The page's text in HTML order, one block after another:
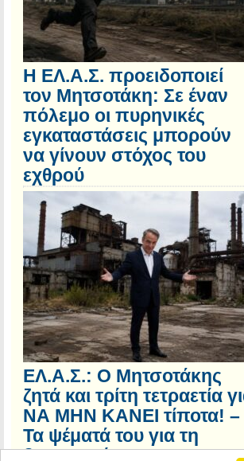
Η ΕΛ.Α.Σ. προειδοποιεί
τον Μητσοτάκη: Σε έναν
πόλεμο οι πυρηνικές
εγκαταστάσεις μπορούν
να γίνουν στόχος του
εχθρού
ΕΛ.Α.Σ.: Ο Μητσοτάκης
ζητά και τρίτη τετραετία
ΝΑ ΜΗΝ ΚΑΝΕΙ τίποτα! –
Τα ψέματά του για τη
βιομηχανία